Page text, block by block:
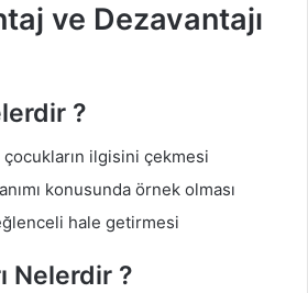
ve Dezavantajı
?
ilgisini çekmesi
konusunda örnek olması
hale getirmesi
Nelerdir ?